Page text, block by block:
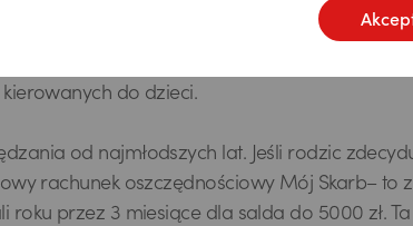
polski mieszkający w Polsce,
do dzieci.
od najmłodszych lat. Jeśli rodzic
rachunek oszczędnościowy Mój Skarb– to
roku przez 3 miesiące dla salda do 5000 zł.